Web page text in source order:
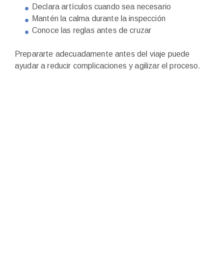
Declara artículos cuando sea necesario
Mantén la calma durante la inspección
Conoce las reglas antes de cruzar
Prepararte adecuadamente antes del viaje puede
ayudar a reducir complicaciones y agilizar el proceso.